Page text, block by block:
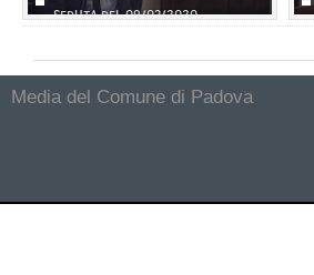
SEDUTA DEL 09/03/2020
Media del Comune di Padova